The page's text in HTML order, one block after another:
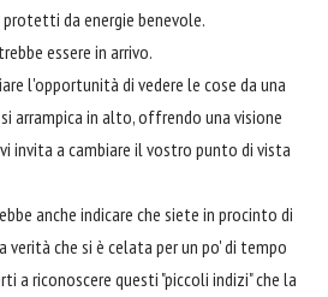
da energie benevole.
essere in arrivo.
l'opportunità di vedere le cose da una
arrampica in alto, offrendo una visione
invita a cambiare il vostro punto di vista
anche indicare che siete in procinto di
verità che si è celata per un po' di tempo
a riconoscere questi "piccoli indizi" che la